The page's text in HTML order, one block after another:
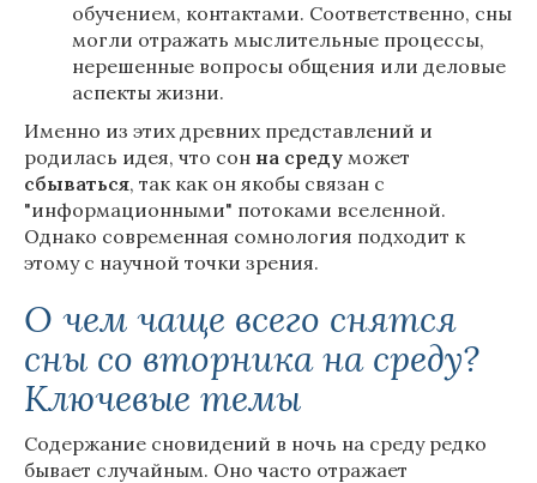
обучением, контактами. Соответственно, сны
могли отражать мыслительные процессы,
нерешенные вопросы общения или деловые
аспекты жизни.
Именно из этих древних представлений и
родилась идея, что сон на среду может
сбываться, так как он якобы связан с
"информационными" потоками вселенной.
Однако современная сомнология подходит к
этому с научной точки зрения.
О чем чаще всего снятся
сны со вторника на среду?
Ключевые темы
Содержание сновидений в ночь на среду редко
бывает случайным. Оно часто отражает